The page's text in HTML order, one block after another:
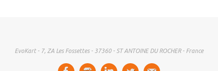
EvoKart - 7, ZA Les Fossettes - 37360 - ST ANTOINE DU ROCHER - France